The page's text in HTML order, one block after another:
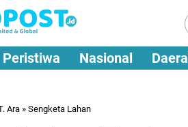
Peristiwa Nasional
Ara» Sengketa Lahan